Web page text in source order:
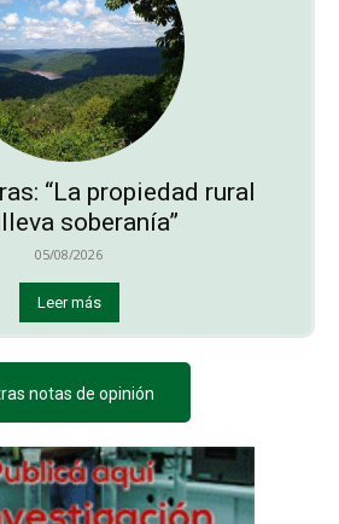
“La propiedad rural
soberanía”
05/08/2026
Leer más
notas de opinión